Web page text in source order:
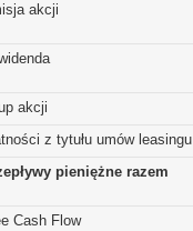
akcji
akcji
z tytułu umów leasingu
pieniężne razem
Cash Flow